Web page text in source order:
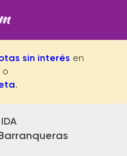
sin interés en
o
.
IDA
Barranqueras